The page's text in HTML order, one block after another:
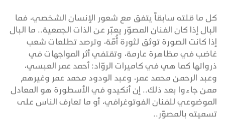
كل ما قلته سابقاً يتفق مع شعور الإنسان الشخصي، فما
البال إذا كان الفنان المصوّر يعبّر عن الذات الجمعية.. ما البال
إذا كانت الصورة توثق لثورة أُمّة، وترصد تطلعات شعب
غاضب في مظاهرة عارمة، وتقتفي أثر المواجهات في
ذرواتها كما هي في كاميرات الروّاد: أحمد عمر العبسي،
وعبد الرحمن محمد عمر، وعبد الودود محمد عمر وغيرهم
ممن جاءوا بعد ذلك.. إن أنكيدو في الأسطورة هو المعادل
الموضوعي للفنان الفوتوغرافي، أو ما تعارف الناس على
تسميته بالمصوّر..